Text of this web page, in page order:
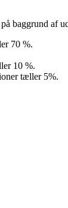
baggrund af
70 %.
10 %.
tæller 5%.